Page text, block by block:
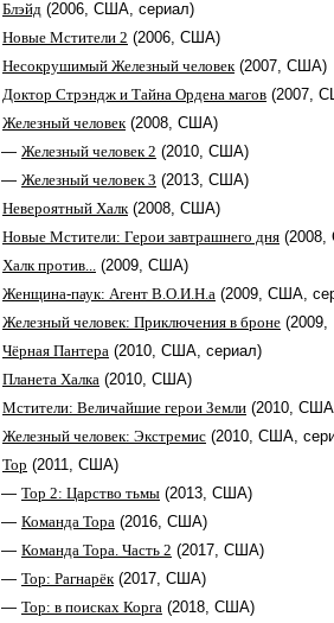
Блэйд (2006, США, сериал)
Новые Мстители 2 (2006, США)
Несокрушимый Железный человек (2007, США)
Доктор Стрэндж и Тайна Ордена магов (2007,
Железный человек (2008, США)
— Железный человек 2 (2010, США)
— Железный человек 3 (2013, США)
Невероятный Халк (2008, США)
Новые Мстители: Герои завтрашнего дня
Халк против... (2009, США)
Женщина-паук: Агент В.О.И.Н.а (2009, США,
Железный человек: Приключения в броне (2009,
Чёрная Пантера (2010, США, сериал)
Планета Халка (2010, США)
Мстители: Величайшие герои Земли (2010,
Железный человек: Экстремис (2010, США,
Тор (2011, США)
— Тор 2: Царство тьмы (2013, США)
— Команда Тора (2016, США)
— Команда Тора. Часть 2 (2017, США)
— Тор: Рагнарёк (2017, США)
— Тор: в поисках Корга (2018, США)